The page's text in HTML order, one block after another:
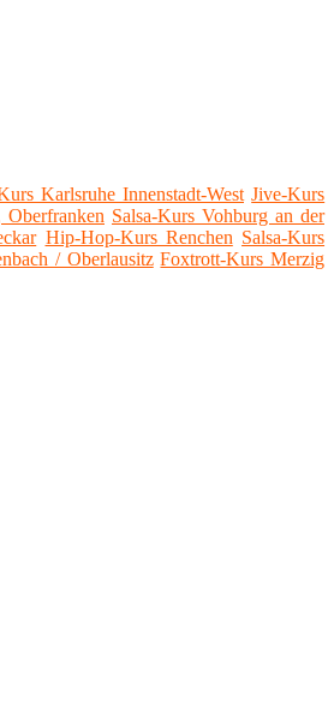
Karlsruhe Innenstadt-West Jive-Kurs
Salsa-Kurs Vohburg an der
Hip-Hop-Kurs Renchen Salsa-Kurs
/ Oberlausitz Foxtrott-Kurs Merzig